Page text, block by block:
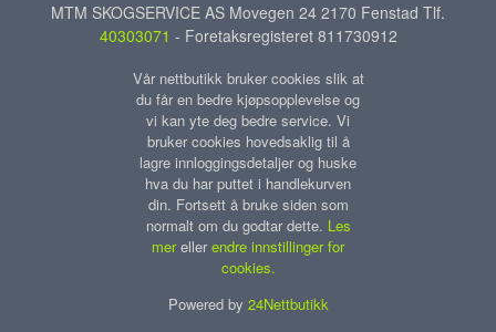
MTM SKOGSERVICE AS Movegen 24 2170 Fenstad Tlf.
40303071 - Foretaksregisteret 811730912
Vår nettbutikk bruker cookies slik at
du får en bedre kjøpsopplevelse og
vi kan yte deg bedre service. Vi
bruker cookies hovedsaklig til å
lagre innloggingsdetaljer og huske
hva du har puttet i handlekurven
din. Fortsett å bruke siden som
normalt om du godtar dette. Les
mer eller endre innstillinger for
cookies.
Powered by 24Nettbutikk